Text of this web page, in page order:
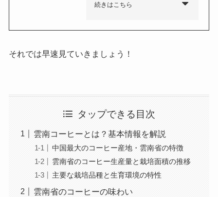
続きはこちら
それでは早速見ていきましょう！
タップできる目次
雲南コーヒーとは？基本情報を解説
中国最大のコーヒー産地・雲南省の特徴
雲南省のコーヒー生産量と栽培面積の推移
主要な栽培品種と生育環境の特性
雲南省のコーヒーの味わい